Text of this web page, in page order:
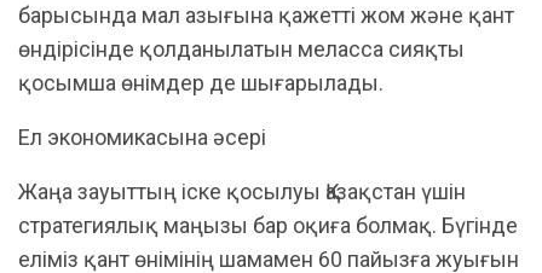
барысында мал азығына қажетті жом және қант
өндірісінде қолданылатын меласса сияқты
қосымша өнімдер де шығарылады.
Ел экономикасына әсері
Жаңа зауыттың іске қосылуы Қазақстан үшін
стратегиялық маңызы бар оқиға болмақ. Бүгінде
еліміз қант өнімінің шамамен 60 пайызға жуығын